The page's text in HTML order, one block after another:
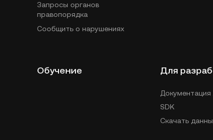
Запросы органов
правопорядка
Сообщить о нарушениях
Обучение Для
Документация
SDK
Скачать